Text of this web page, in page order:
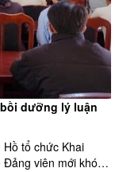
dưỡng lý luận
tổ chức Khai
viên mới khóa